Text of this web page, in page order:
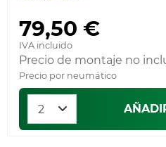
79,50 €
IVA incluido
Precio de montaje no
Precio por neumático